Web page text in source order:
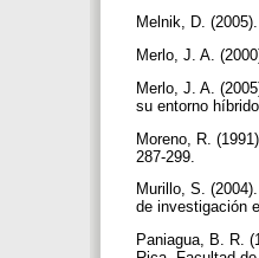
Melnik, D.
Merlo, J. A.
Merlo, J. A.
su entorno
Moreno, R.
287-299.
Murillo, S.
de investigación
Paniagua, B. R.